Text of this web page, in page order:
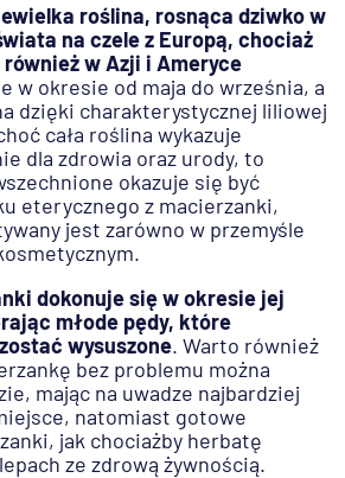
roślina, rosnąca dziwko w
na czele z Europą, chociaż
w Azji i Ameryce
w okresie od maja do września, a
dzięki charakterystycznej liliowej
cała roślina wykazuje
dla zdrowia oraz urody, to
okazuje się być
eterycznego z macierzanki,
jest zarówno w przemyśle
dokonuje się w okresie jej
młode pędy, które
wysuszone. Warto również
bez problemu można
mając na uwadze najbardziej
natomiast gotowe
jak chociażby herbatę
ze zdrową żywnością.